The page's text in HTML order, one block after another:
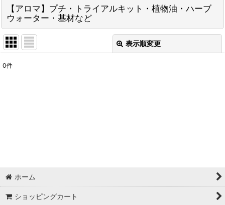
【アロマ】プチ・トライアルキット・植物油・ハーブ
ウォーター・基材など
表示順変更
0件
ホーム
ショッピングカート